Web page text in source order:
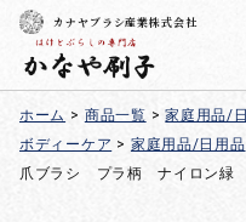
カナヤブラシ産業株式会社
ホーム > 商品一覧 > 家庭用品/
ボディーケア > 家庭用品/日用品
爪ブラシ プラ柄 ナイロン緑